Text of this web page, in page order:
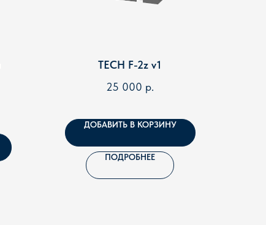
TECH F-2z v1
25 000 р.
ДОБАВИТЬ В КОРЗИНУ
ПОДРОБНЕЕ